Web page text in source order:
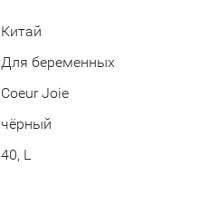
Китай
Для беременных
Coeur Joie
чёрный
40, L